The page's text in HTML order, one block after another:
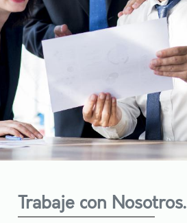
Trabaje con Nosotros.